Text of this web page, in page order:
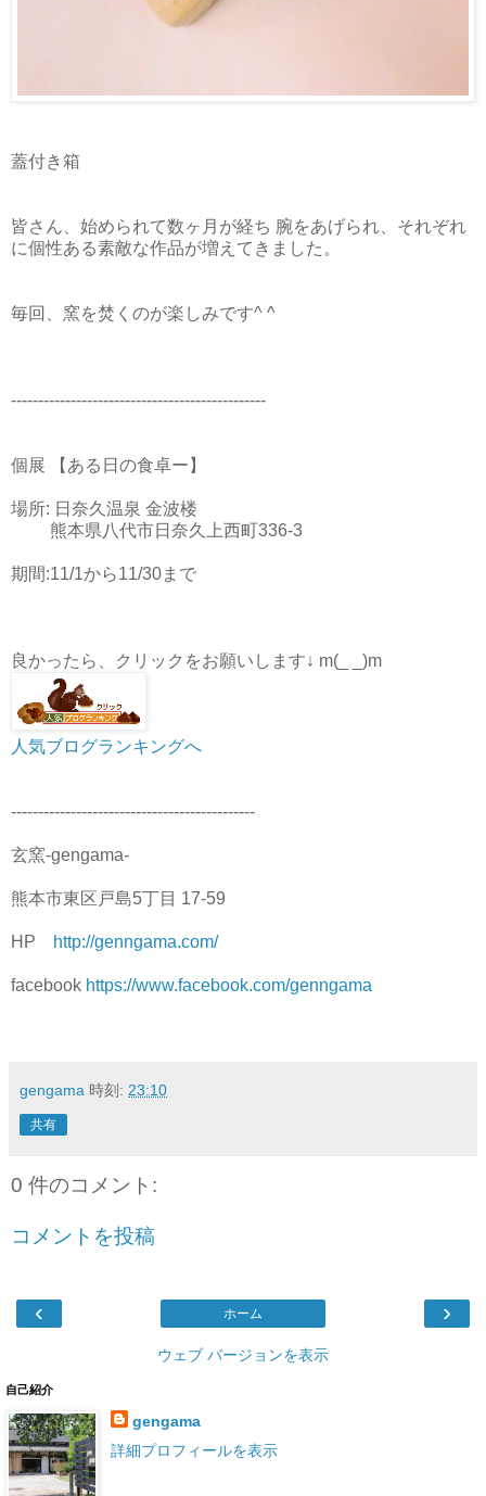
蓋付き箱
皆さん、始められて数ヶ月が経ち 腕をあげられ、それぞれ
に個性ある素敵な作品が増えてきました。
毎回、窯を焚くのが楽しみです^ ^
-----------------------------------------------
個展 【ある日の食卓ー】
場所: 日奈久温泉 金波楼
熊本県八代市日奈久上西町336-3
期間:11/1から11/30まで
良かったら、クリックをお願いします↓ m(_ _)m
人気ブログランキングへ
---------------------------------------------
玄窯-gengama-
熊本市東区戸島5丁目 17-59
HP http://genngama.com/
facebook https://www.facebook.com/genngama
gengama 時刻: 23:10
共有
0 件のコメント:
コメントを投稿
‹ ›
ホーム
ウェブ バージョンを表示
自己紹介
gengama
詳細プロフィールを表示